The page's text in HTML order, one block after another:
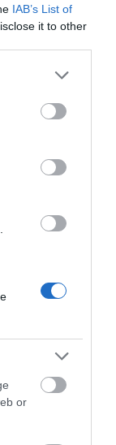
IAB’s List of
it to other
more Google
may click to
party tags to
below Google
or